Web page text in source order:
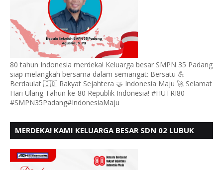
80 tahun Indonesia merdeka! Keluarga besar SMPN 35 Padang
siap melangkah bersama dalam semangat: Bersatu 💪
Berdaulat 🇮🇩 Rakyat Sejahtera 🤝 Indonesia Maju 🚀 Selamat
Hari Ulang Tahun ke-80 Republik Indonesia! #HUTRI80
#SMPN35Padang#IndonesiaMaju
MERDEKA! KAMI KELUARGA BESAR SDN 02 LUBUK
HUT RI KE - 80,